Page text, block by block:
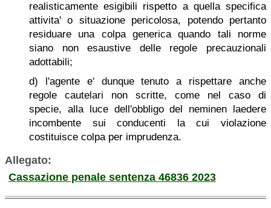
realisticamente esigibili rispetto a quella specifica
attivita' o situazione pericolosa, potendo pertanto
residuare una colpa generica quando tali norme
siano non esaustive delle regole precauzionali
adottabili;
d) l'agente e' dunque tenuto a rispettare anche
regole cautelari non scritte, come nel caso di
specie, alla luce dell'obbligo del neminen laedere
incombente sui conducenti la cui violazione
costituisce colpa per imprudenza.
Allegato:
Cassazione penale sentenza 46836 2023